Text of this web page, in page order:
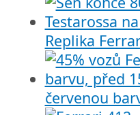
Replika
červenou